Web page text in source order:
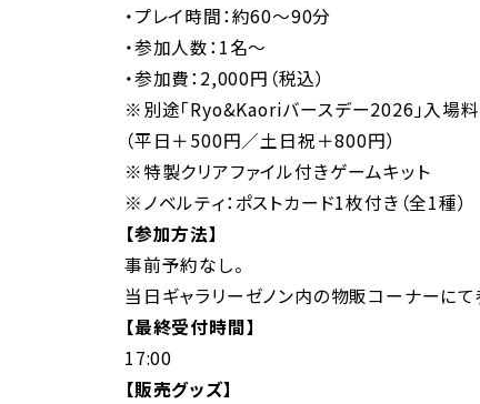
・プレイ時間：約60～90分
・参加人数：1名～
・参加費：2,000円（税込）
※別途「Ryo&Kaoriバースデー2026」入場
（平日＋500円／土日祝＋800円）
※特製クリアファイル付きゲームキット
※ノベルティ：ポストカード1枚付き（全1種）
【参加方法】
事前予約なし。
当日ギャラリーゼノン内の物販コーナーにて
【最終受付時間】
17:00
【販売グッズ】